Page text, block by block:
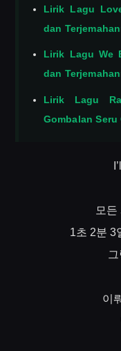
Lirik Lagu
dan
Lirik Lagu We
dan
Lirik Lagu
Gombalan
모든
1초 2분 3
그
이